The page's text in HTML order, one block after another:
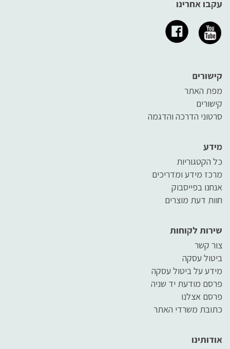
עקבו אחרינו
קישורים
מפת האתר
קישורים
סרטוני הדרכה והדגמה
מידע
כל הקטגוריות
מרכז מידע ומדריכים
אנחנו בפייסבוק
חוות דעת מוצרים
שירות לקוחות
צור קשר
ביטול עסקה
מידע על ביטול עסקה
פרסם מודעת יד שניה
פרסם אצלנו
כתובת משרדי האתר
אודותינו